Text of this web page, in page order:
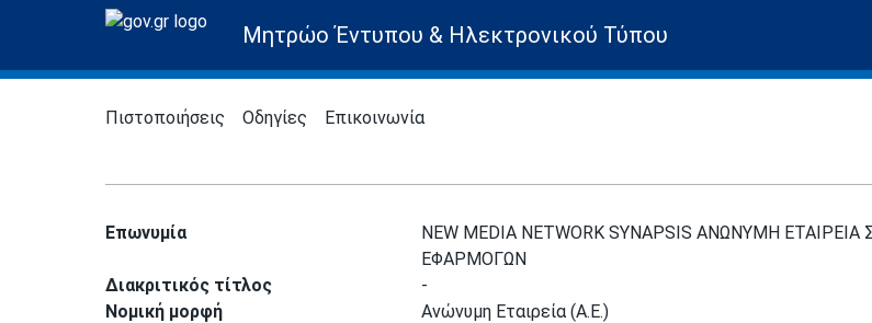
Μητρώο Έντυπου & Ηλεκτρονικού Τύπου
Πιστοποιήσεις Οδηγίες
Επικοινωνία
Επωνυμία
NEW MEDIA NETWORK SYNAPSIS ΑΝΩΝΥΜΗ
ΕΦΑΡΜΟΓΩΝ
Διακριτικός τίτλος
-
Νομική μορφή
Ανώνυμη Εταιρεία (Α.Ε.)